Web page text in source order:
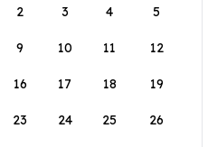
2 3 4 5
9 10 11 12
16 17 18 19
23 24 25 26